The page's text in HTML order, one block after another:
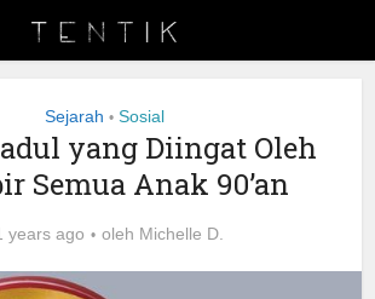
Sejarah • Sosial
yang Diingat Oleh
Semua Anak 90’an
years ago oleh Michelle D.